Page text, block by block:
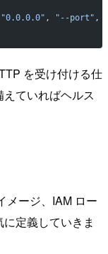
"0.0.0.0" , "--port" ,
を受け付ける仕
えていればヘルス
メージ、IAM ロー
定義していきま